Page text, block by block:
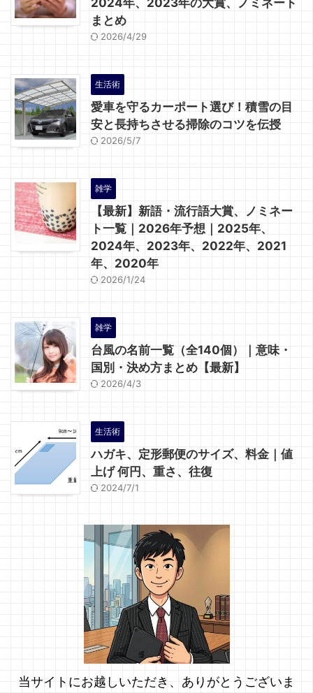
まとめ
2026/4/29
生活術
愛車を守るカーポート選び！積雪の目
安と長持ちさせる掃除のコツを伝授
2026/5/7
雑学
【最新】新語・流行語大賞、ノミネー
ト一覧｜2026年予想｜2025年、
2024年、2023年、2022年、2021
年、2020年
2026/1/24
雑学
台風の名前一覧（全140個）｜意味・
国別・決め方まとめ【最新】
2026/4/3
生活術
ハガキ、定形郵便のサイズ、料金｜値
上げ 何円、重さ、往復
2024/7/1
当サイトにお越しいただき、ありがとうございま